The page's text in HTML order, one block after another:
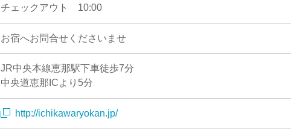
チェックアウト 10:00
お宿へお問合せくださいませ
JR中央本線恵那駅下車徒歩7分
中央道恵那ICより5分
http://ichikawaryokan.jp/